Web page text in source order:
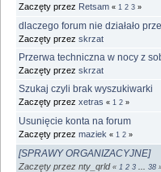
Zaczęty przez Retsam « 1 2 3 »
dlaczego forum nie działało
Zaczęty przez skrzat
Przerwa techniczna w nocy z
Zaczęty przez skrzat
Szukaj czyli brak wyszukiwarki
Zaczęty przez xetras « 1 2 »
Usunięcie konta na forum
Zaczęty przez maziek « 1 2 »
[SPRAWY ORGANIZACYJNE]
Zaczęty przez nty_qrld « 1 2 3 38